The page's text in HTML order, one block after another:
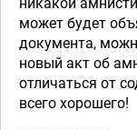
может будет
документа,
новый акт об
отличаться от
всего хорошего!